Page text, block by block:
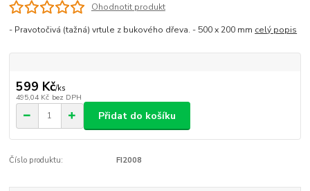
Ohodnotit produkt
- Pravotočivá (tažná) vrtule z bukového dřeva. - 500 x 200 mm celý popis
599 Kč/ks
495,04 Kč bez DPH
Přidat do košíku
Číslo produktu: FI2008